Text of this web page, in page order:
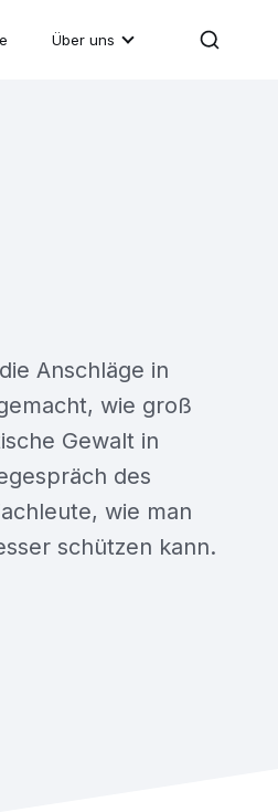
Über uns
Anschläge in
wie groß
Gewalt in
des
wie man
schützen kann.